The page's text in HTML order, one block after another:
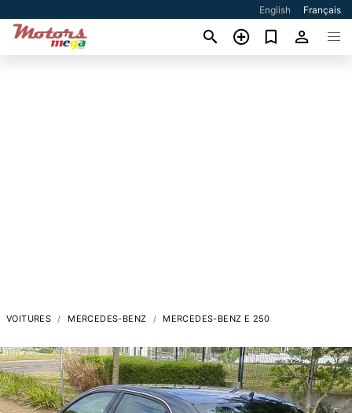
English Français
VOITURES MERCEDES-BENZ MERCEDES-BENZ E 250